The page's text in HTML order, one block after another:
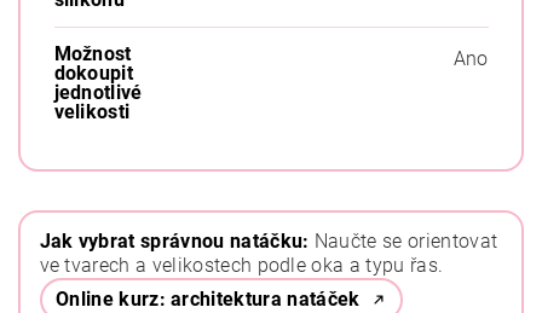
Možnost
dokoupit
jednotlivé
velikosti
Ano
Jak vybrat správnou natáčku: Naučte se orientovat
ve tvarech a velikostech podle oka a typu řas.
Online kurz: architektura natáček